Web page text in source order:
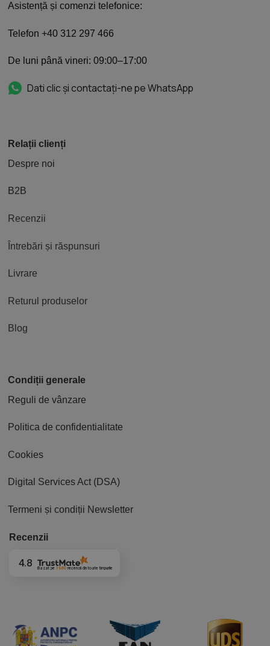
Asistență și comenzi telefonice:
Telefon +40 312 297 466
De luni până vineri: 09:00–17:00
Dati clic și contactați-ne pe WhatsApp
Relații clienți
Despre noi
B2B
Recenzii
Întrebări și răspunsuri
Livrare
Returul produselor
Blog
Condiții generale
Reguli de vânzare
Politica de confidentialitate
Cookies
Digital Services Act (DSA)
Termeni și condiții Newsletter
Recenzii
4.8 Bazat pe 3860 recenziidin toate timpurile